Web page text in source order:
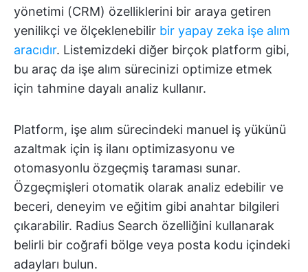
yönetimi (CRM) özelliklerini bir araya getiren
yenilikçi ve ölçeklenebilir bir yapay zeka işe alım
aracıdır. Listemizdeki diğer birçok platform gibi,
bu araç da işe alım sürecinizi optimize etmek
için tahmine dayalı analiz kullanır.
Platform, işe alım sürecindeki manuel iş yükünü
azaltmak için iş ilanı optimizasyonu ve
otomasyonlu özgeçmiş taraması sunar.
Özgeçmişleri otomatik olarak analiz edebilir ve
beceri, deneyim ve eğitim gibi anahtar bilgileri
çıkarabilir. Radius Search özelliğini kullanarak
belirli bir coğrafi bölge veya posta kodu içindeki
adayları bulun.